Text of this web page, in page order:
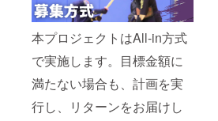
本プロジェクトはAll-in方式
で実施します。目標金額に
満たない場合も、計画を実
行し、リターンをお届けし